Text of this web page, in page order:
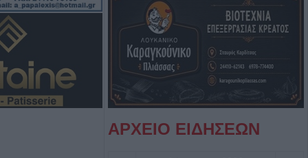
έναν
coffee!”
της Ν.Ε.
για την
ΑΡΧΕΙΟ ΕΙΔΗΣΕΩΝ